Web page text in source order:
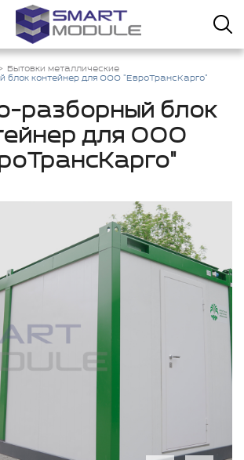
Бытовки металлические
блок контейнер для ООО "ЕвроТрансКарго"
разборный блок
для ООО